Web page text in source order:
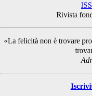
Sidebar
Rivista
«La felicità non è trovare